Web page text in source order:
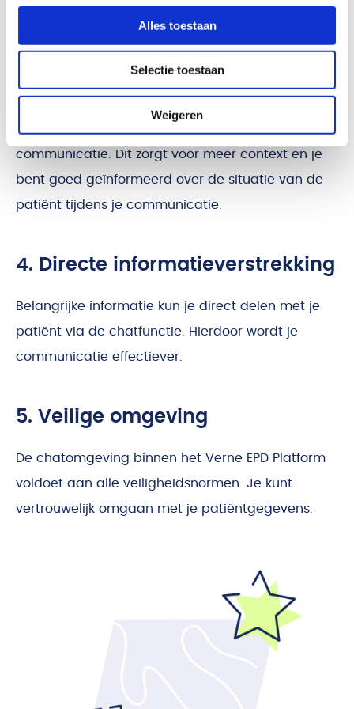
Alles toestaan
Selectie toestaan
Weigeren
3. Inzicht in het patiëntdossier
informatie uit het patiëntdossier tijdens de
communicatie. Dit zorgt voor meer context en je
bent goed geïnformeerd over de situatie van de
patiënt tijdens je communicatie.
4. Directe informatieverstrekking
Belangrijke informatie kun je direct delen met je
patiënt via de chatfunctie. Hierdoor wordt je
communicatie effectiever.
5. Veilige omgeving
De chatomgeving binnen het Verne EPD Platform
voldoet aan alle veiligheidsnormen. Je kunt
vertrouwelijk omgaan met je patiëntgegevens.